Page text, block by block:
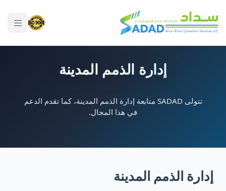
إدارة الذمم المدينة
تتولى SADAD متابعة إدارة الذمم المدينة، كما تقدم الدعم
في هذا المجال.
إدارة الذمم المدينة